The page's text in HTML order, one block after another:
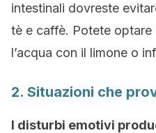
intestinali dovreste
tè e caffè. Potete
l’acqua con il limone o
2. Situazioni che
I disturbi emotivi